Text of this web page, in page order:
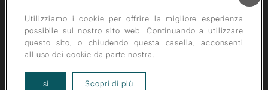
All content on this channel is original. Please do not download or re-upload
these videos to your personal accounts,as it is strictly prohibited under
copyright law.
Utilizziamo i cookie per offrire la migliore esperienza
possibile sul nostro sito web. Continuando a utilizzare
questo sito, o chiudendo questa casella, acconsenti
all'uso dei cookie da parte nostra.
si Scopri di piùabout our privacy policy